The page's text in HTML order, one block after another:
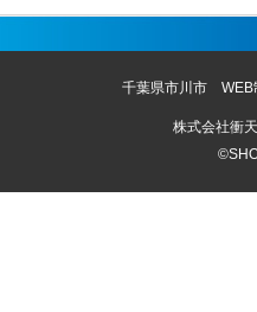
千葉県市川市 WEB
株式会社衝